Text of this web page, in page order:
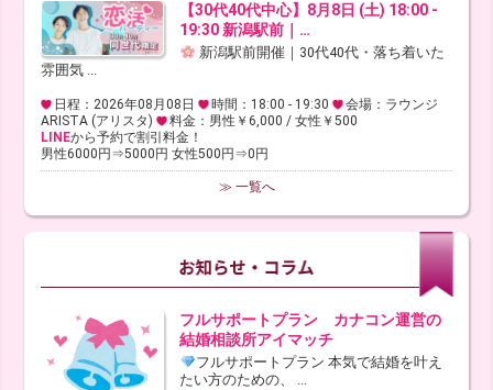
【30代40代中心】8月8日 (土) 18:00 -
19:30 新潟駅前｜…
新潟駅前開催｜30代40代・落ち着いた
雰囲気 ...
日程：2026年08月08日 時間：18:00 - 19:30
会場：ラウンジ
ARISTA (アリスタ)
料金：男性￥6,000 / 女性￥500
LINEから予約で割引料金！
男性6000円⇒5000円 女性500円⇒0円
≫ 一覧へ
フルサポートプラン カナコン運営の
結婚相談所アイマッチ
フルサポートプラン 本気で結婚を叶え
たい方のための、 ...